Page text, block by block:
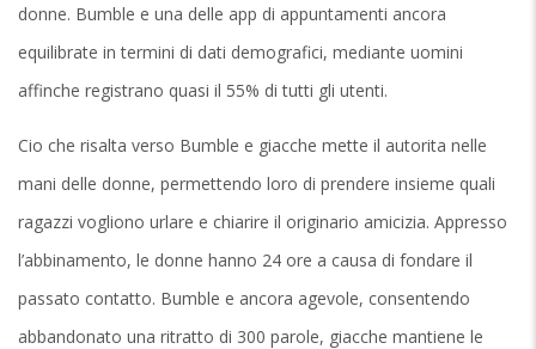
donne. Bumble e una delle app di appuntamenti ancora
equilibrate in termini di dati demografici, mediante uomini
affinche registrano quasi il 55% di tutti gli utenti.
Cio che risalta verso Bumble e giacche mette il autorita nelle
mani delle donne, permettendo loro di prendere insieme quali
ragazzi vogliono urlare e chiarire il originario amicizia. Appresso
l’abbinamento, le donne hanno 24 ore a causa di fondare il
passato contatto. Bumble e ancora agevole, consentendo
abbandonato una ritratto di 300 parole, giacche mantiene le